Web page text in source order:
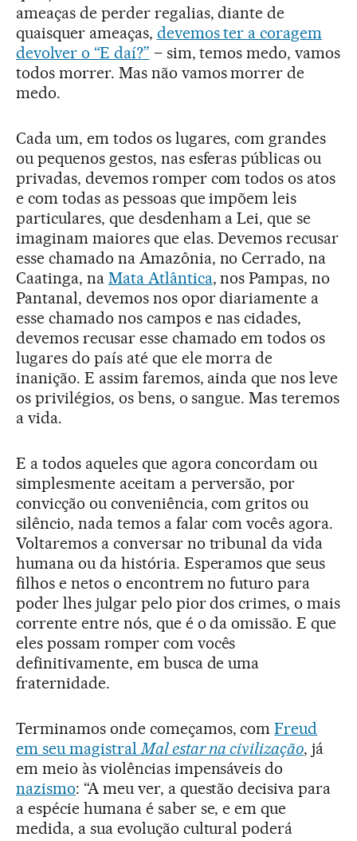
ameaças de perder regalias, diante de
quaisquer ameaças, devemos ter a coragem
devolver o “E daí?” – sim, temos medo, vamos
todos morrer. Mas não vamos morrer de
medo.
Cada um, em todos os lugares, com grandes
ou pequenos gestos, nas esferas públicas ou
privadas, devemos romper com todos os atos
e com todas as pessoas que impõem leis
particulares, que desdenham a Lei, que se
imaginam maiores que elas. Devemos recusar
esse chamado na Amazônia, no Cerrado, na
Caatinga, na Mata Atlântica, nos Pampas, no
Pantanal, devemos nos opor diariamente a
esse chamado nos campos e nas cidades,
devemos recusar esse chamado em todos os
lugares do país até que ele morra de
inanição. E assim faremos, ainda que nos leve
os privilégios, os bens, o sangue. Mas teremos
a vida.
E a todos aqueles que agora concordam ou
simplesmente aceitam a perversão, por
convicção ou conveniência, com gritos ou
silêncio, nada temos a falar com vocês agora.
Voltaremos a conversar no tribunal da vida
humana ou da história. Esperamos que seus
filhos e netos o encontrem no futuro para
poder lhes julgar pelo pior dos crimes, o mais
corrente entre nós, que é o da omissão. E que
eles possam romper com vocês
definitivamente, em busca de uma
fraternidade.
Terminamos onde começamos, comFreud
em seu magistral Mal estar na civilização, já
em meio às violências impensáveis do
nazismo: “A meu ver, a questão decisiva para
a espécie humana é saber se, e em que
medida, a sua evolução cultural poderá